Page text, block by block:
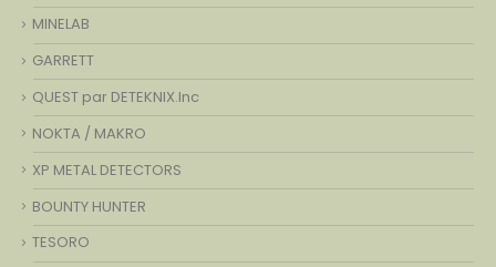
MINELAB
GARRETT
QUEST par DETEKNIX.Inc
NOKTA / MAKRO
XP METAL DETECTORS
BOUNTY HUNTER
TESORO